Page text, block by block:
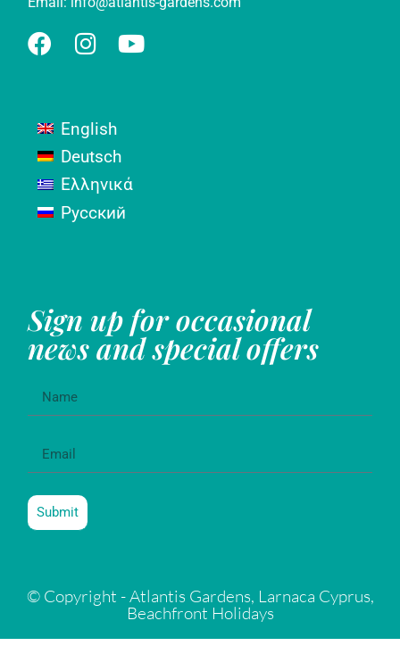
English
Deutsch
Ελληνικά
Русский
Sign up for occasional
news and special offers
Submit
© Copyright - Atlantis Gardens, Larnaca Cyprus,
Beachfront Holidays